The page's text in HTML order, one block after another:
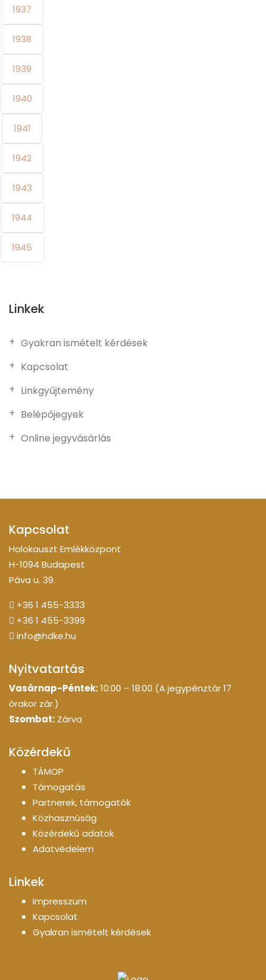
1937
1938
1939
1940
1941
1942
1943
1944
1945
Linkek
Gyakran ismételt kérdések
Kapcsolat
Linkgyűjtemény
Belépőjegyek
Online jegyvásárlás
Kapcsolat
Holokauszt Emlékközpont
H-1094 Budapest
Páva u. 39.
+36 1 455-3333
+36 1 455-3399
info@hdke.hu
Nyitvatartás
Vasárnap-Péntek:10:00 – 18:00 (A jegypénztár 17
órakor zár.)
Szombat: Zárva
Közérdekű
TÁMOP
Támogatás
Partnerek, támogatók
Közhasznúság
Közérdekű adatok
Adatvédelem
Linkek
Impresszum
Kapcsolat
Gyakran ismételt kérdések